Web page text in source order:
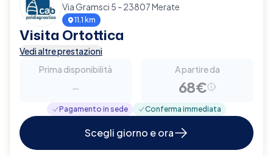
Via Gramsci 5 - 23807 Merate
11.1 km
Visita Ortottica
Vedi altre prestazioni
Prima disponibilità
-
A partire da
68€
Pagamento in sede Conferma immediata
Scegli giorno e ora